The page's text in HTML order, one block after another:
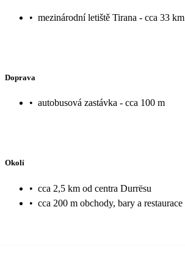
• mezinárodní letiště Tirana - cca 33 km
Doprava
• autobusová zastávka - cca 100 m
Okolí
• cca 2,5 km od centra Durrësu
• cca 200 m obchody, bary a restaurace